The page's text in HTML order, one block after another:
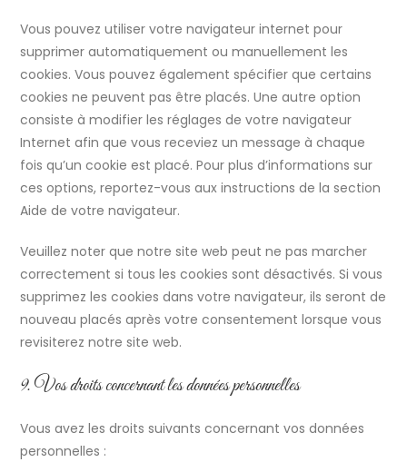
Vous pouvez utiliser votre navigateur internet pour
supprimer automatiquement ou manuellement les
cookies. Vous pouvez également spécifier que certains
cookies ne peuvent pas être placés. Une autre option
consiste à modifier les réglages de votre navigateur
Internet afin que vous receviez un message à chaque
fois qu’un cookie est placé. Pour plus d’informations sur
ces options, reportez-vous aux instructions de la section
Aide de votre navigateur.
Veuillez noter que notre site web peut ne pas marcher
correctement si tous les cookies sont désactivés. Si vous
supprimez les cookies dans votre navigateur, ils seront de
nouveau placés après votre consentement lorsque vous
revisiterez notre site web.
9. Vos droits concernant les données personnelles
Vous avez les droits suivants concernant vos données
personnelles :